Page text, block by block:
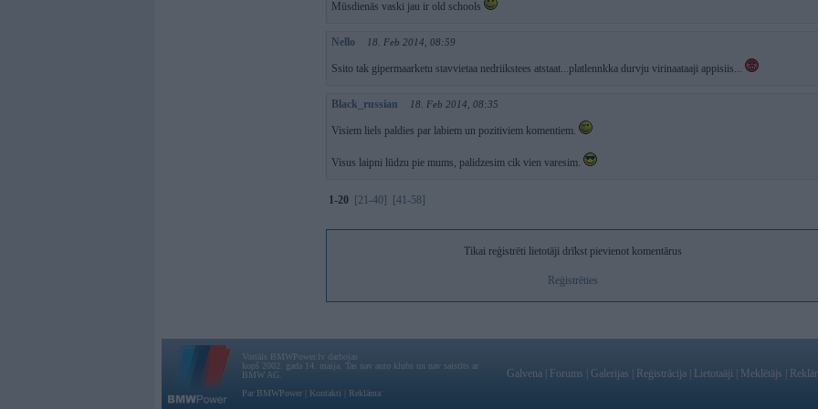
Mūsdienās vaski jau ir old schools
Nello 18. Feb 2014, 08:59
Ssito tak gipermaarketu stavvietaa nedriikstees atstaat...platlennkka durvju virinaataaji appisiis...
Black_russian 18. Feb 2014, 08:35
Visiem liels paldies par labiem un pozitiviem komentiem.
Visus laipni lūdzu pie mums, palidzesim cik vien varesim.
1-20 [21-40] [41-58]
Tikai reģistrēti lietotāji drīkst pievienot komentārus
Reģistrēties
Vortāls BMWPower.lv darbojas
kopš 2002. gada 14. maija. Tas nav auto klubs un nav saistīts ar
BMW AG.
Par BMWPower
Kontakti Reklāma
Galvena Forums Galerijas Reģistrācija Lietotaāji Meklētājs